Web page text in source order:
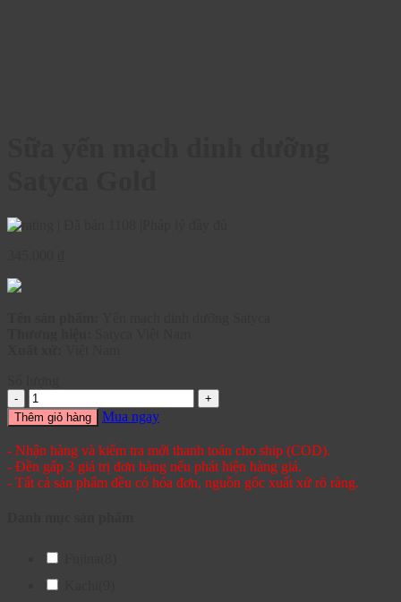
Thêm giỏ hàng Mua ngay
- Nhận hàng và kiểm tra mới thanh toán cho ship (COD).
- Đền gấp 3 giá trị đơn hàng nếu phát hiện hàng giả.
- Tất cả sản phẩm đều có hóa đơn, nguồn gốc xuất xứ rõ ràng.